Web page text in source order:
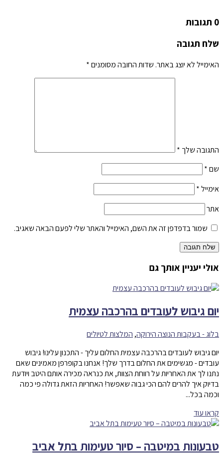
0 תגובות
שלח תגובה
האימייל לא יוצג באתר. שדות החובה מסומנים*
התגובה שלך *
שם*
אימייל*
אתר
שמור בדפדפן זה את השם, האימייל והאתר שלי לפעם הבאה שאגיב.
שלח תגובה
אולי יעניין אותך גם
יום גיבוש לעובדים בהרכבה עצמית
בלוג - בעקבות הנוצה הירוקה, המלצות לטיולים
יום גיבוש לעובדים בהרכבה עצמית החלום עליך - התכנון עלינו! גיבוש
עובדים - מגשימים את החלום בדרך שלך! אנחנו בקופרפן מאמינים שאם
נתנו לך את האחריות על רווחת הצוות, את כנראה מכירה אותם היטב ויודעת
בדיוק איך להרים להם הכי גבוה שאפשר! האחריות הזאת גדולה פי כמה
וכמה בכל...
קראו עוד
טבעונות במיטבה – סיור טעימות בתל אביב